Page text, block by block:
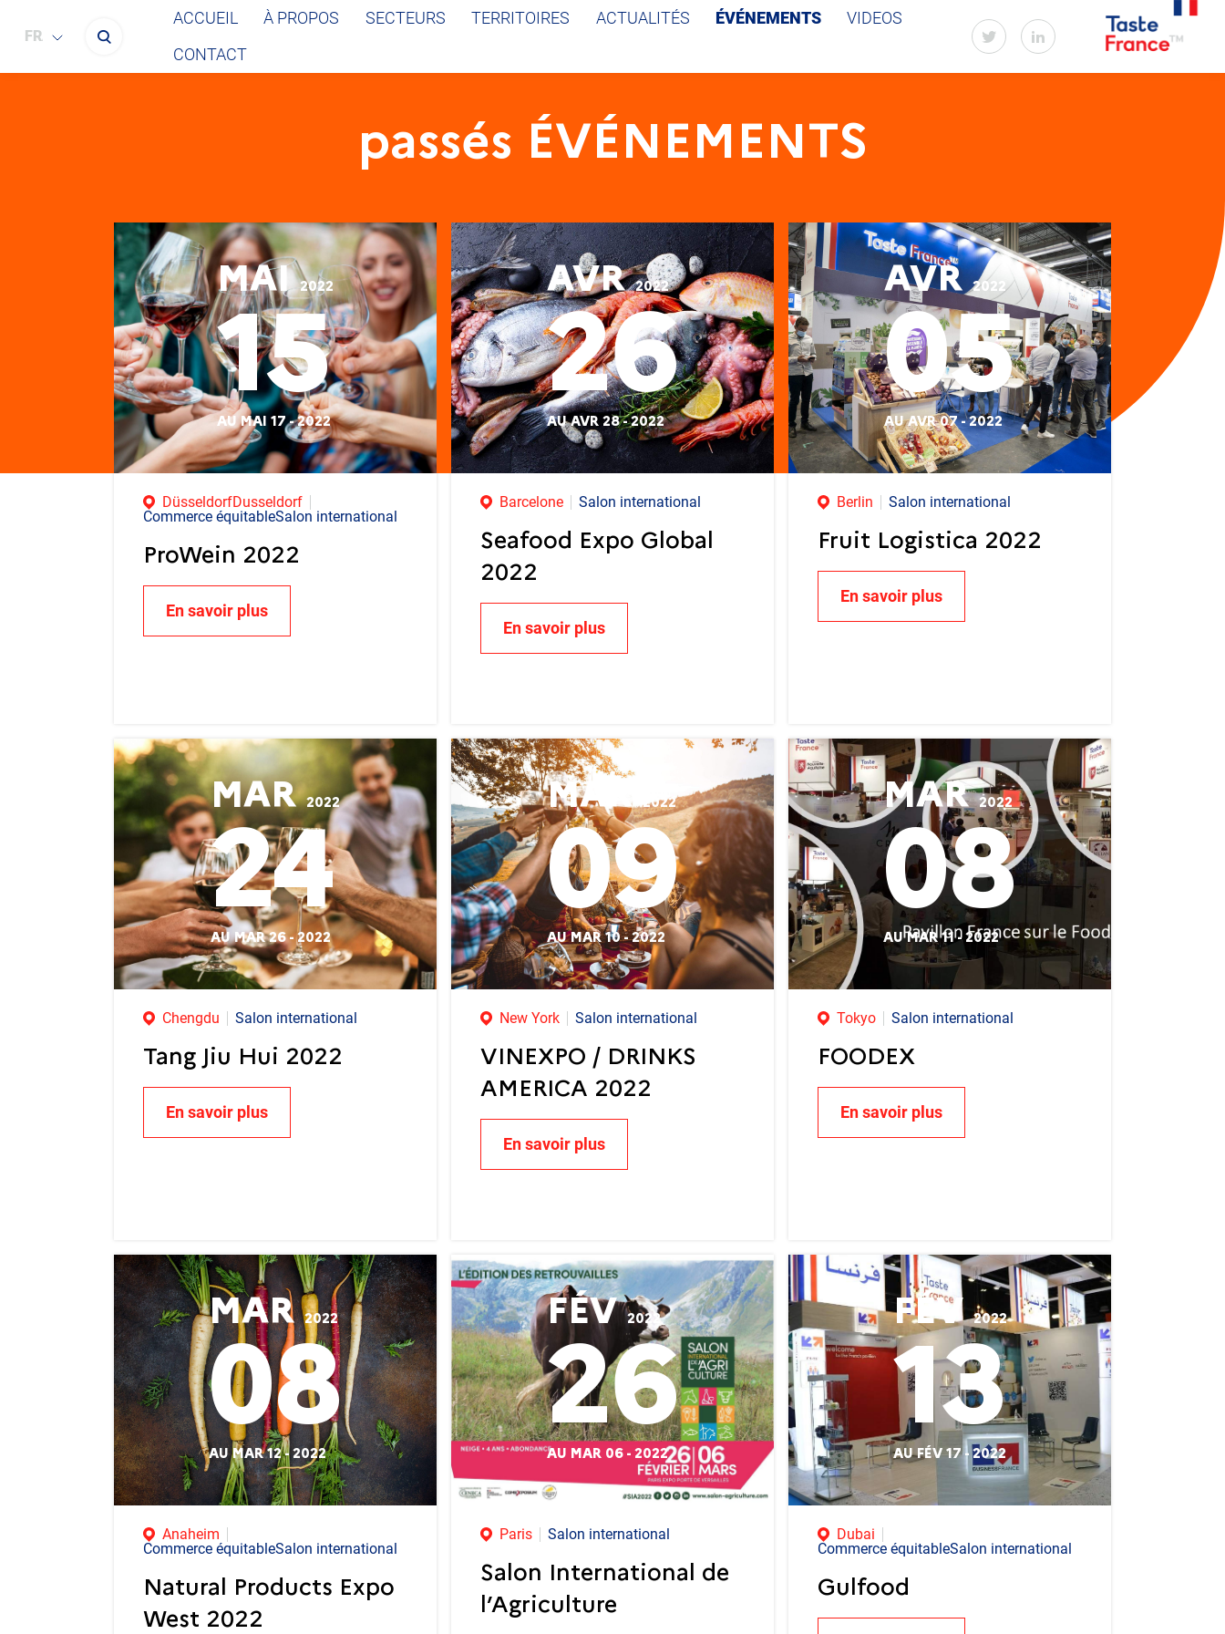
FRANÇAIS
ACCUEIL À PROPOS SECTEURS TERRITOIRES ACTUALITÉS ÉVÉNEMENTS
VIDEOS
CONTACT
passés ÉVÉNEMENTS
MAI2022
15
AU MAI 17 - 2022
DüsseldorfDusseldorf
Commerce équitableSalon international
ProWein 2022
En savoir plus
AVR2022
26
AU AVR 28 - 2022
Barcelone Salon international
Seafood Expo Global
2022
En savoir plus
AVR2022
05
AU AVR 07 - 2022
Berlin Salon international
Fruit Logistica 2022
En savoir plus
MAR2022
24
AU MAR 26 - 2022
Chengdu Salon international
Tang Jiu Hui 2022
En savoir plus
MAR2022
09
AU MAR 10 - 2022
New York Salon international
VINEXPO / DRINKS
AMERICA 2022
En savoir plus
MAR2022
08
AU MAR 11 - 2022
Tokyo Salon international
FOODEX
En savoir plus
MAR2022
08
AU MAR 12 - 2022
Anaheim
Commerce équitableSalon international
Natural Products Expo
West 2022
FÉV2022
26
AU MAR 06 - 2022
Paris Salon international
Salon International de
l’Agriculture
FÉV2022
13
AU FÉV 17 - 2022
Dubai
Commerce équitableSalon international
Gulfood